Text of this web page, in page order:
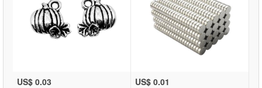
US$ 0.03 US$ 0.01